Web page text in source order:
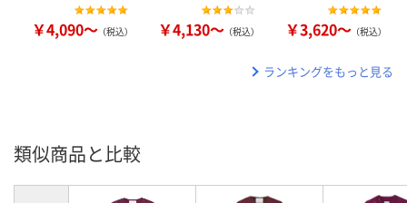
￥4,090～ （税込） ￥4,130～ （税込） ￥3,620～ （税込）
ランキングをもっと見る
類似商品と比較